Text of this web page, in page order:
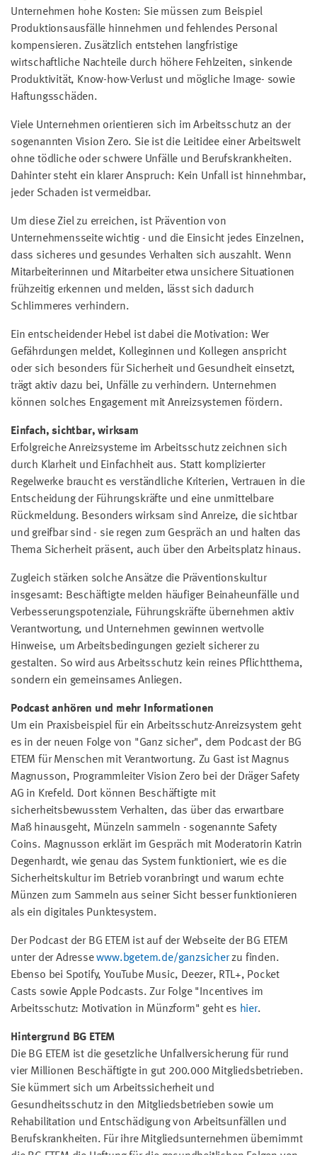
Unternehmen hohe Kosten: Sie müssen zum Beispiel
Produktionsausfälle hinnehmen und fehlendes Personal
kompensieren. Zusätzlich entstehen langfristige
wirtschaftliche Nachteile durch höhere Fehlzeiten, sinkende
Produktivität, Know-how-Verlust und mögliche Image- sowie
Haftungsschäden.
Viele Unternehmen orientieren sich im Arbeitsschutz an der
sogenannten Vision Zero. Sie ist die Leitidee einer Arbeitswelt
ohne tödliche oder schwere Unfälle und Berufskrankheiten.
Dahinter steht ein klarer Anspruch: Kein Unfall ist hinnehmbar,
jeder Schaden ist vermeidbar.
Um diese Ziel zu erreichen, ist Prävention von
Unternehmensseite wichtig - und die Einsicht jedes Einzelnen,
dass sicheres und gesundes Verhalten sich auszahlt. Wenn
Mitarbeiterinnen und Mitarbeiter etwa unsichere Situationen
frühzeitig erkennen und melden, lässt sich dadurch
Schlimmeres verhindern.
Ein entscheidender Hebel ist dabei die Motivation: Wer
Gefährdungen meldet, Kolleginnen und Kollegen anspricht
oder sich besonders für Sicherheit und Gesundheit einsetzt,
trägt aktiv dazu bei, Unfälle zu verhindern. Unternehmen
können solches Engagement mit Anreizsystemen fördern.
Einfach, sichtbar, wirksam
Erfolgreiche Anreizsysteme im Arbeitsschutz zeichnen sich
durch Klarheit und Einfachheit aus. Statt komplizierter
Regelwerke braucht es verständliche Kriterien, Vertrauen in die
Entscheidung der Führungskräfte und eine unmittelbare
Rückmeldung. Besonders wirksam sind Anreize, die sichtbar
und greifbar sind - sie regen zum Gespräch an und halten das
Thema Sicherheit präsent, auch über den Arbeitsplatz hinaus.
Zugleich stärken solche Ansätze die Präventionskultur
insgesamt: Beschäftigte melden häufiger Beinaheunfälle und
Verbesserungspotenziale, Führungskräfte übernehmen aktiv
Verantwortung, und Unternehmen gewinnen wertvolle
Hinweise, um Arbeitsbedingungen gezielt sicherer zu
gestalten. So wird aus Arbeitsschutz kein reines Pflichtthema,
sondern ein gemeinsames Anliegen.
Podcast anhören und mehr Informationen
Um ein Praxisbeispiel für ein Arbeitsschutz-Anreizsystem geht
es in der neuen Folge von "Ganz sicher", dem Podcast der BG
ETEM für Menschen mit Verantwortung. Zu Gast ist Magnus
Magnusson, Programmleiter Vision Zero bei der Dräger Safety
AG in Krefeld. Dort können Beschäftigte mit
sicherheitsbewusstem Verhalten, das über das erwartbare
Maß hinausgeht, Münzeln sammeln - sogenannte Safety
Coins. Magnusson erklärt im Gespräch mit Moderatorin Katrin
Degenhardt, wie genau das System funktioniert, wie es die
Sicherheitskultur im Betrieb voranbringt und warum echte
Münzen zum Sammeln aus seiner Sicht besser funktionieren
als ein digitales Punktesystem.
Der Podcast der BG ETEM ist auf der Webseite der BG ETEM
unter der Adressewww.bgetem.de/ganzsicherzu finden.
Ebenso bei Spotify, YouTube Music, Deezer, RTL+, Pocket
Casts sowie Apple Podcasts. Zur Folge "Incentives im
Arbeitsschutz: Motivation in Münzform" geht es hier.
Hintergrund BG ETEM
Die BG ETEM ist die gesetzliche Unfallversicherung für rund
vier Millionen Beschäftigte in gut 200.000 Mitgliedsbetrieben.
Sie kümmert sich um Arbeitssicherheit und
Gesundheitsschutz in den Mitgliedsbetrieben sowie um
Rehabilitation und Entschädigung von Arbeitsunfällen und
Berufskrankheiten. Für ihre Mitgliedsunternehmen übernimmt